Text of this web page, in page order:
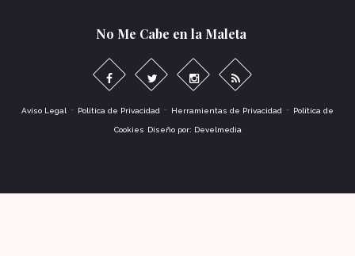
No Me Cabe en la Maleta
Aviso Legal - Política de Privacidad - Herramientas de Privacidad - Política de
Cookies Diseño por: Develmedia